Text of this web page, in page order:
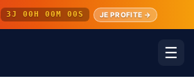
3J 00H 00M 00S JE PROFITE →
☰